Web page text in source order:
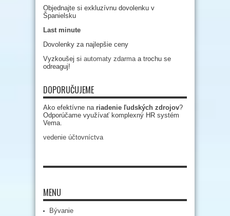
Objednajte si exkluzívnu dovolenku v
Španielsku
Last minute
Dovolenky za najlepšie ceny
Vyzkoušej si automaty zdarma a trochu se
odreaguj!
DOPORUČUJEME
Ako efektívne na riadenie ľudských zdrojov?
Odporúčame využívať komplexný HR systém
Vema.
vedenie účtovníctva
MENU
Bývanie